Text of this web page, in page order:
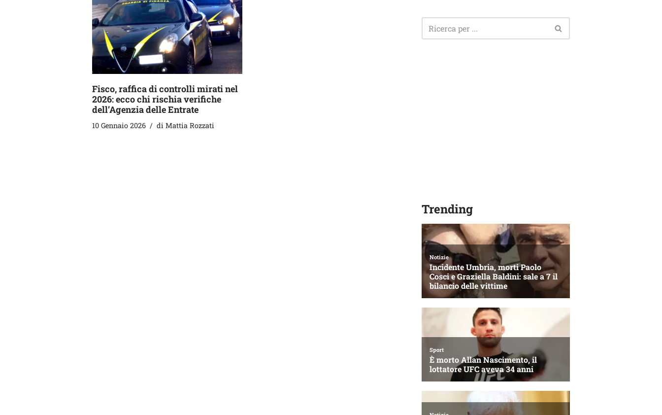
Fisco, raffica di controlli mirati nel
2026: ecco chi rischia verifiche
dell’Agenzia delle Entrate
10 Gennaio 2026 di Mattia Rozzati
Trending